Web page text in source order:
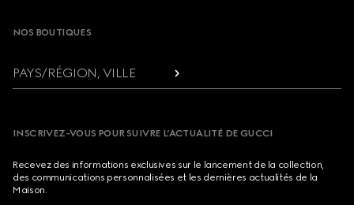
NOS BOUTIQUES
PAYS/RÉGION, VILLE
INSCRIVEZ-VOUS POUR SUIVRE L’ACTUALITÉ DE GUCCI
Recevez des informations exclusives sur le lancement de la collection,
des communications personnalisées et les dernières actualités de la
Maison.